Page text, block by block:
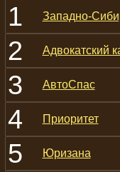
1 Западно-
2 Адвокатский
3 АвтоСпас
4 Приоритет
5 Юризана